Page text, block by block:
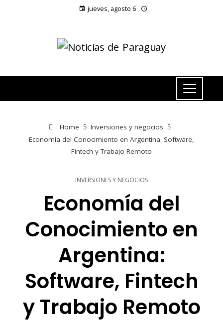
jueves, agosto 6
Home
Inversiones y negocios
Economía del Conocimiento en Argentina: Software,
Fintech y Trabajo Remoto
INVERSIONES Y NEGOCIOS
Economía del
Conocimiento en
Argentina:
Software, Fintech
y Trabajo Remoto